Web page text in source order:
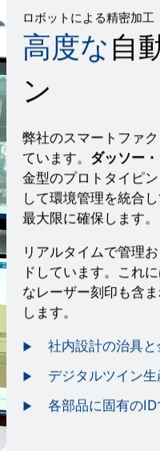
ロボットによる精密加工
高度な自
ン
弊社のスマートファ
ています。 ダッソー
金型のプロトタイピ
して環境管理を統合
最大限に確保します。
リアルタイムで管理
ドしています。これ
なレーザー刻印も含
します。
社内設計の治具と
デジタルツイン
各部品に固有の